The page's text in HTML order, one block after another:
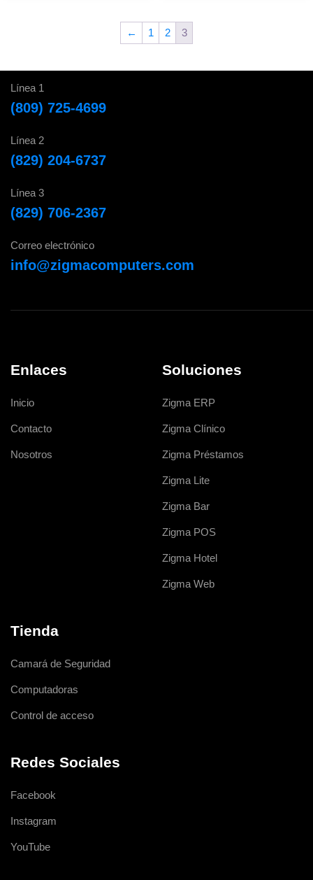
← 1 2 3
Línea 1
(809) 725-4699
Línea 2
(829) 204-6737
Línea 3
(829) 706-2367
Correo electrónico
info@zigmacomputers.com
Enlaces
Inicio
Contacto
Nosotros
Soluciones
Zigma ERP
Zigma Clínico
Zigma Préstamos
Zigma Lite
Zigma Bar
Zigma POS
Zigma Hotel
Zigma Web
Tienda
Camará de Seguridad
Computadoras
Control de acceso
Redes Sociales
Facebook
Instagram
YouTube